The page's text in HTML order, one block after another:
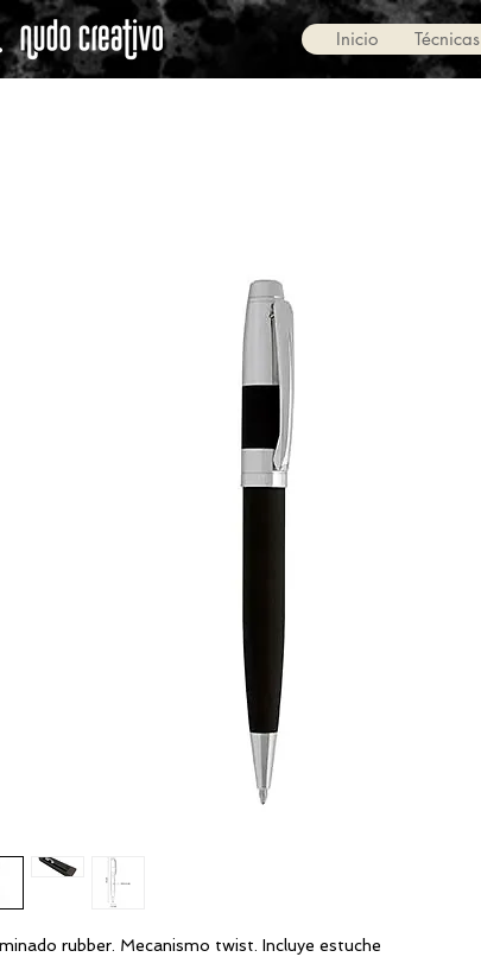
Inicio Técnicas
rubber. Mecanismo twist. Incluye estuche